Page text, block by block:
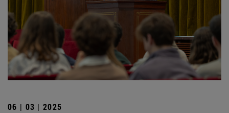
06 | 03 | 2025